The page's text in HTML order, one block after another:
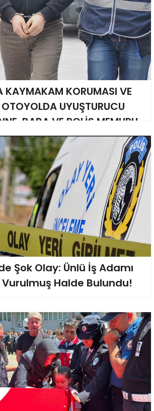
KAYMAKAM KORUMASI VE
UYUŞTURUCU
BABA VE POLİS MEMURU
TUTUKLANDI!..
Şok Olay: Ünlü İş Adamı
Vurulmuş Halde Bulundu!